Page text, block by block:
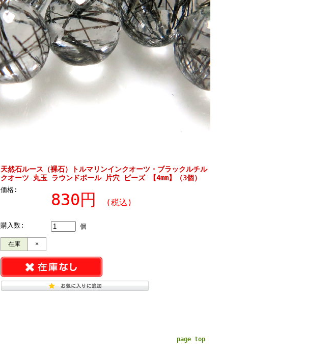
天然石ルース（裸石）トルマリンインクオーツ・ブラックルチル
クオーツ 丸玉 ラウンドボール 片穴 ビーズ 【4mm】（3個）
価格:
830円 (税込)
購入数: 個
在庫 ×
page top